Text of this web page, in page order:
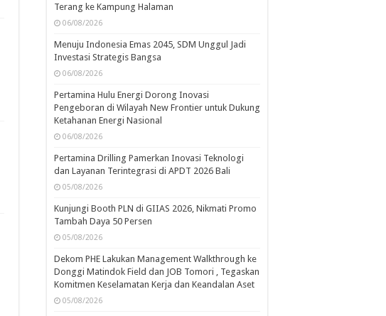
Terang ke Kampung Halaman
06/08/2026
Menuju Indonesia Emas 2045, SDM Unggul Jadi
Investasi Strategis Bangsa
06/08/2026
Pertamina Hulu Energi Dorong Inovasi
Pengeboran di Wilayah New Frontier untuk Dukung
Ketahanan Energi Nasional
06/08/2026
Pertamina Drilling Pamerkan Inovasi Teknologi
dan Layanan Terintegrasi di APDT 2026 Bali
05/08/2026
Kunjungi Booth PLN di GIIAS 2026, Nikmati Promo
Tambah Daya 50 Persen
05/08/2026
Dekom PHE Lakukan Management Walkthrough ke
Donggi Matindok Field dan JOB Tomori , Tegaskan
Komitmen Keselamatan Kerja dan Keandalan Aset
05/08/2026